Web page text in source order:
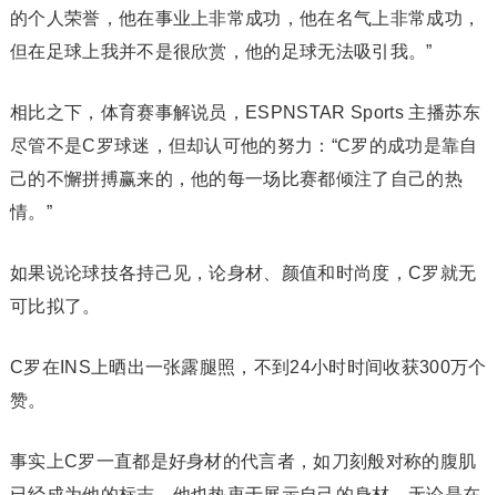
的个人荣誉，他在事业上非常成功，他在名气上非常成功，
但在足球上我并不是很欣赏，他的足球无法吸引我。”
相比之下，体育赛事解说员，ESPNSTAR Sports 主播苏东
尽管不是C罗球迷，但却认可他的努力：“C罗的成功是靠自
己的不懈拼搏赢来的，他的每一场比赛都倾注了自己的热
情。”
如果说论球技各持己见，论身材、颜值和时尚度，C罗就无
可比拟了。
C罗在INS上晒出一张露腿照，不到24小时时间收获300万个
赞。
事实上C罗一直都是好身材的代言者，如刀刻般对称的腹肌